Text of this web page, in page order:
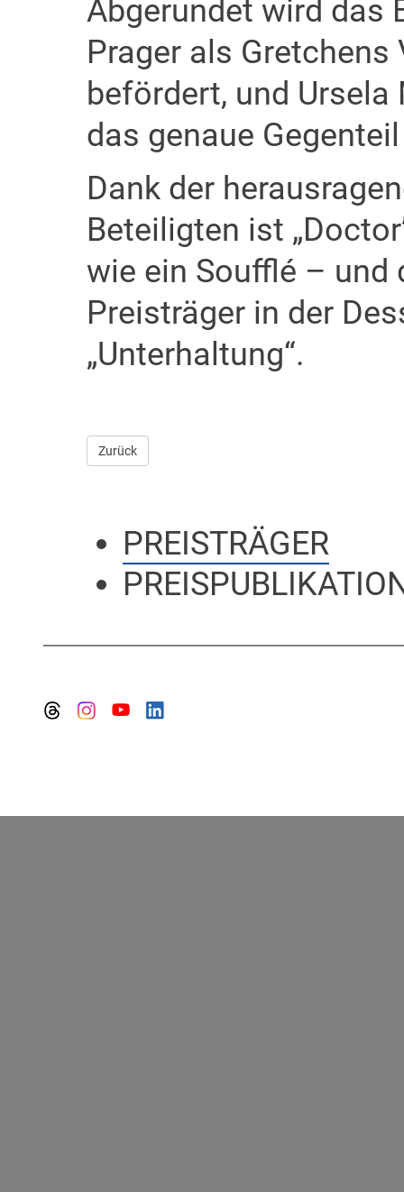
Abgerundet wird das
Prager als Gretchens
befördert, und
das genaue
Dank der
Beteiligten ist
wie ein Soufflé –
Preisträger in der
„Unterhaltung“.
Zurück
PREISTRÄGER